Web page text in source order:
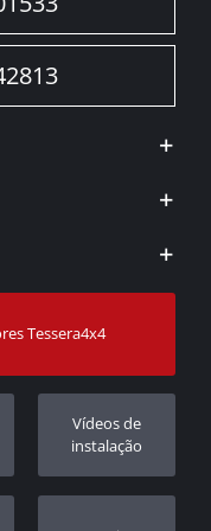
Tessera4x4
Vídeos de
instalação